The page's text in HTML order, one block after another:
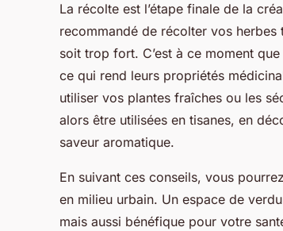
La récolte est l’étape finale de la
recommandé de récolter vos
soit trop fort. C’est à ce moment
ce qui rend leurs propriétés
utiliser vos plantes fraîches ou les
alors être utilisées en tisanes, en
saveur aromatique.
En suivant ces conseils, vous
en milieu urbain. Un espace de
mais aussi bénéfique pour votre